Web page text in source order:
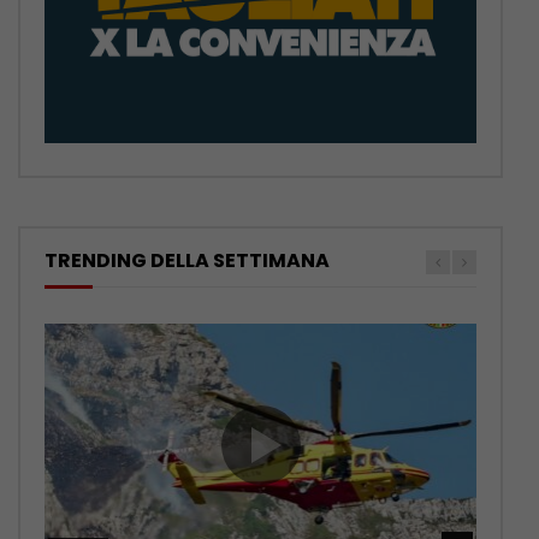
TRENDING DELLA SETTIMANA